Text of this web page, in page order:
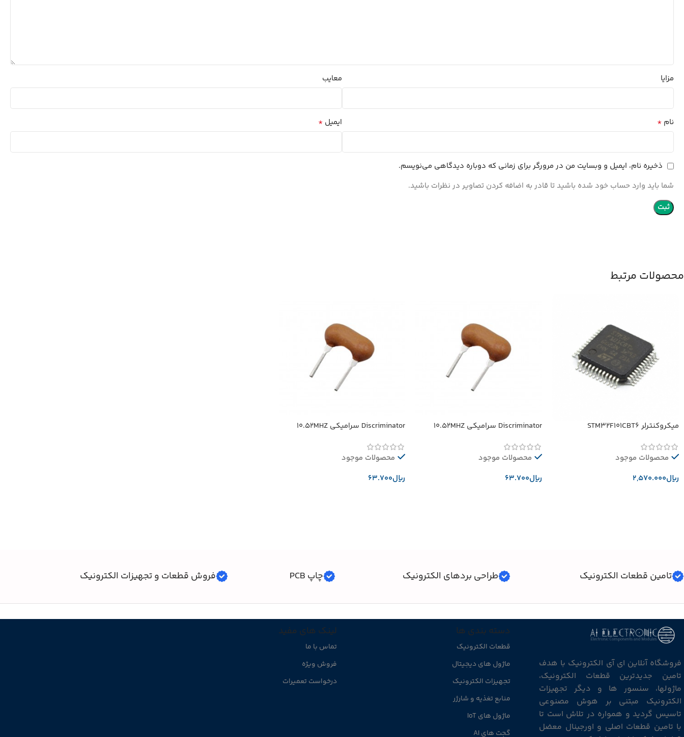
مزایا معایب
نام * ایمیل *
ذخیره نام، ایمیل و وبسایت من در مرورگر برای زمانی که دوباره دیدگاهی می‌نویسم.
شما باید وارد حساب خود شده باشید تا قادر به اضافه کردن تصاویر در نظرات باشید.
محصولات مرتبط
میکروکنترلر STM32F101CBT6
محصولات موجود
﷼
Discriminator سرامیکی 10.52MHZ
محصولات موجود
﷼
Discriminator سرامیکی 10.52MHZ
محصولات موجود
﷼
تامین قطعات الکترونیک طراحی بردهای الکترونیک چاپ PCB فروش قطعات و تجهیزات الکترونیک
فروشگاه آنلاین ای آی الکترونیک با هدف
تامین جدیدترین قطعات الکترونیک،
ماژولها، سنسور ها و دیگر تجهیزات
الکترونیک مبتنی بر هوش مصنوعی
تاسیس گردید و همواره در تلاش است تا
با تامین قطعات اصلی و اورجینال معضل
دسته بندی ها
قطعات الکترونیک
ماژول های دیجیتال
تجهیزات الکترونیک
منابع تغذیه و شارژر
ماژول های IoT
گجت های AI
لینک های مفید
تماس با ما
فروش ویژه
درخواست تعمیرات